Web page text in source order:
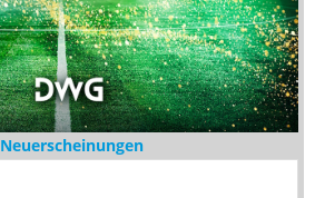
Neuerscheinungen